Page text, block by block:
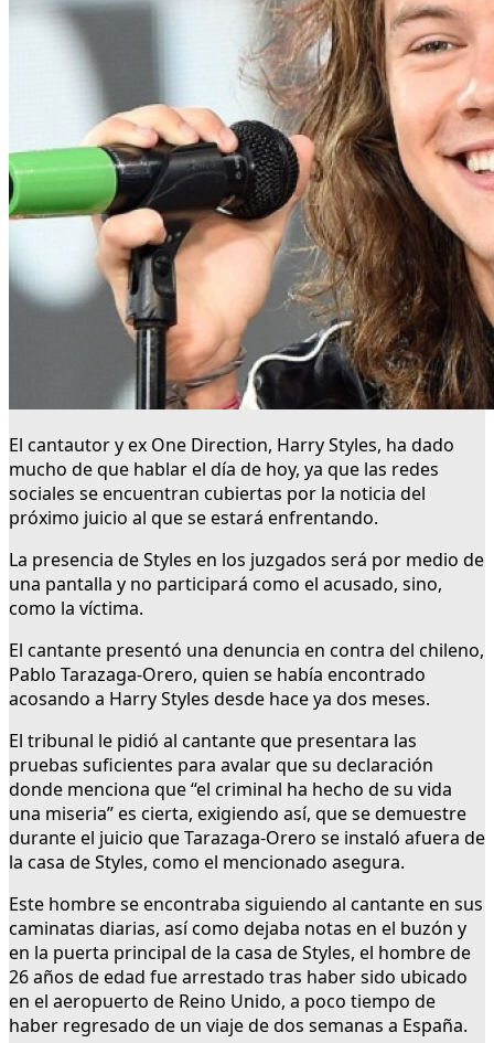
El cantautor y ex One Direction, Harry Styles, ha dado
mucho de que hablar el día de hoy, ya que las redes
sociales se encuentran cubiertas por la noticia del
próximo juicio al que se estará enfrentando.
La presencia de Styles en los juzgados será por medio de
una pantalla y no participará como el acusado, sino,
como la víctima.
El cantante presentó una denuncia en contra del chileno,
Pablo Tarazaga-Orero, quien se había encontrado
acosando a Harry Styles desde hace ya dos meses.
El tribunal le pidió al cantante que presentara las
pruebas suficientes para avalar que su declaración
donde menciona que “el criminal ha hecho de su vida
una miseria” es cierta, exigiendo así, que se demuestre
durante el juicio que Tarazaga-Orero se instaló afuera de
la casa de Styles, como el mencionado asegura.
Este hombre se encontraba siguiendo al cantante en sus
caminatas diarias, así como dejaba notas en el buzón y
en la puerta principal de la casa de Styles, el hombre de
26 años de edad fue arrestado tras haber sido ubicado
en el aeropuerto de Reino Unido, a poco tiempo de
haber regresado de un viaje de dos semanas a España.